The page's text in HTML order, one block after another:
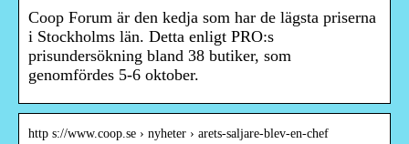
Coop Forum är den kedja som har de lägsta priserna
i Stockholms län. Detta enligt PRO:s
prisundersökning bland 38 butiker, som
genomfördes 5-6 oktober.
http s://www.coop.se › nyheter › arets-saljare-blev-en-chef